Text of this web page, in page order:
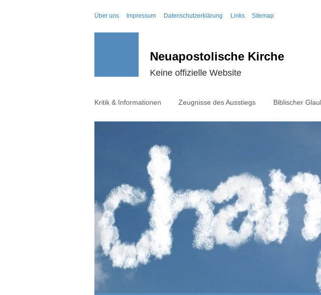
Über uns Impressum Datenschutzerklärung Links Sitemap
Neuapostolische Kirche
Keine offizielle Website
Kritik & Informationen Zeugnisse des Ausstiegs Biblischer